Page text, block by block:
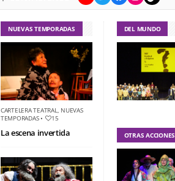
NUEVAS TEMPORADAS
CARTELERA TEATRAL, NUEVAS
TEMPORADAS• 15
La escena invertida
DEL MUNDO
OTRAS ACCIONES